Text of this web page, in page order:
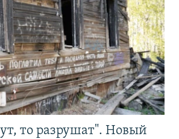
то разрушат". Новый